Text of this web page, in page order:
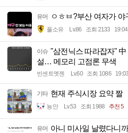
유머 ㅇㅎㅂ?부산 여자가 야
풀소유 Lv.86 조회 2133 19:04
이슈 "삼전닉스 따라잡자"
설… 메모리 고점론 무색
빈센트멧젠 Lv.60 조회 1086 19:03
기타 현재 주식시장 요약 짤
뇽안 Lv.53 조회 1988 추천 5
유머 아니 미사일 날렸다니